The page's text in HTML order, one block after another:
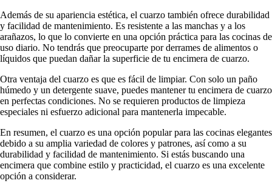
Además de su apariencia estética, el cuarzo también ofrece durabilidad
y facilidad de mantenimiento. Es resistente a las manchas y a los
arañazos, lo que lo convierte en una opción práctica para las cocinas de
uso diario. No tendrás que preocuparte por derrames de alimentos o
líquidos que puedan dañar la superficie de tu encimera de cuarzo.
Otra ventaja del cuarzo es que es fácil de limpiar. Con solo un paño
húmedo y un detergente suave, puedes mantener tu encimera de cuarzo
en perfectas condiciones. No se requieren productos de limpieza
especiales ni esfuerzo adicional para mantenerla impecable.
En resumen, el cuarzo es una opción popular para las cocinas elegantes
debido a su amplia variedad de colores y patrones, así como a su
durabilidad y facilidad de mantenimiento. Si estás buscando una
encimera que combine estilo y practicidad, el cuarzo es una excelente
opción a considerar.